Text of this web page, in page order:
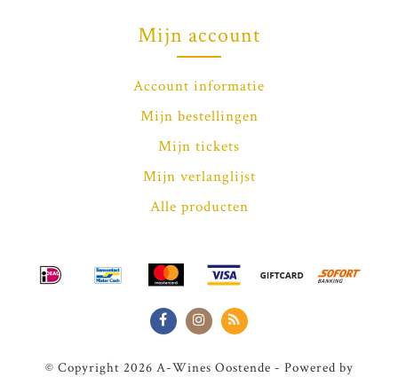
Mijn account
Account informatie
Mijn bestellingen
Mijn tickets
Mijn verlanglijst
Alle producten
© Copyright 2026 A-Wines Oostende - Powered by